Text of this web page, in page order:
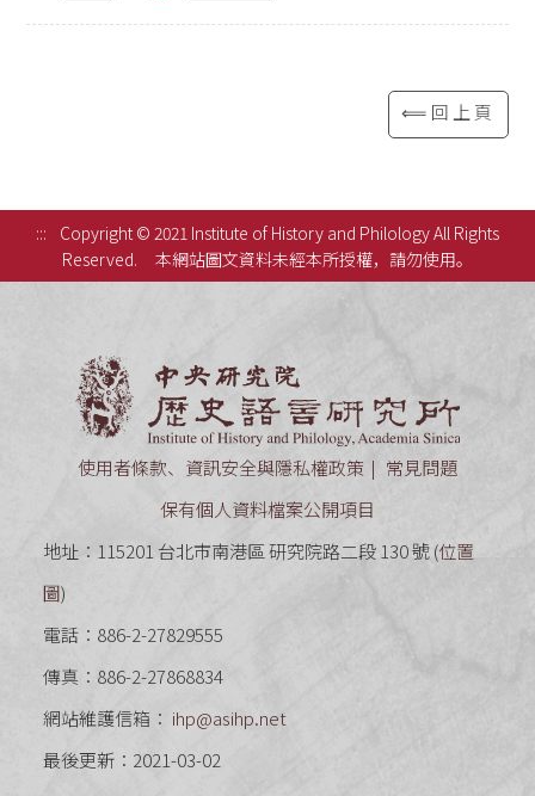
⟸回上頁
:::
Copyright © 2021 Institute of History and Philology All Rights
Reserved.
本網站圖文資料未經本所授權，請勿使用。
使用者條款、資訊安全與隱私權政策
常見問題
保有個人資料檔案公開項目
地址：115201 台北市南港區 研究院路二段 130 號 (位置
圖)
電話：886-2-27829555
傳真：886-2-27868834
網站維護信箱： ihp@asihp.net
最後更新：2021-03-02